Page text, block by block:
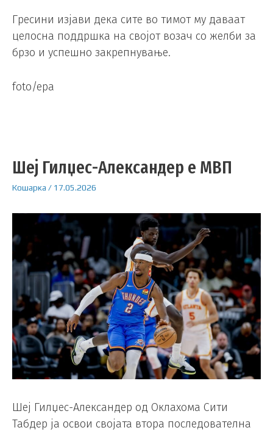
Гресини изјави дека сите во тимот му даваат
целосна поддршка на својот возач со желби за
брзо и успешно закрепнување.
foto/epa
Шеј Гилџес-Александер е МВП
Кошарка / 17.05.2026
Шеј Гилџес-Александер од Оклахома Сити
Табдер ја освои својата втора последователна